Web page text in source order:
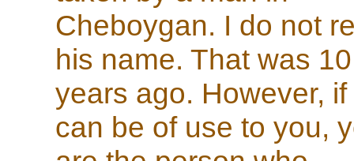
Cheboygan. I do not
his name. That was 10
years ago. However, if
can be of use to you,